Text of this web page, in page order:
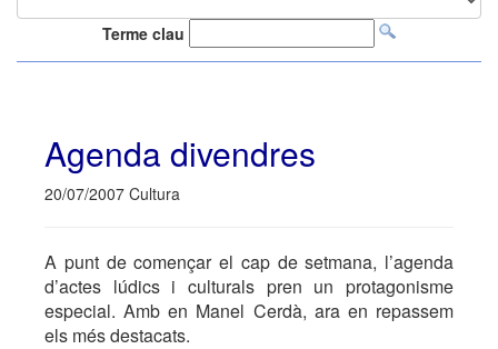
Terme clau
Agenda divendres
20/07/2007 Cultura
A punt de començar el cap de setmana, l’agenda
d’actes lúdics i culturals pren un protagonisme
especial. Amb en Manel Cerdà, ara en repassem
els més destacats.